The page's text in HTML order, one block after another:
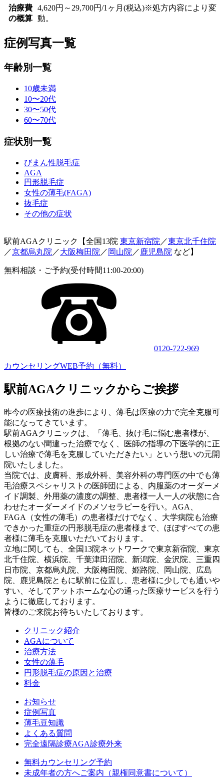
治療費
の概算
4,620円～29,700円/1ヶ月(税込)※処方内容により変
動。
症例写真一覧
年齢別一覧
10歳未満
10〜20代
30〜50代
60〜70代
症状別一覧
びまん性脱毛症
AGA
円形脱毛症
女性の薄毛(FAGA)
抜毛症
その他の症状
駅前AGAクリニック【全国13院 東京新宿院 ／東京北千住院
／京都烏丸院 ／大阪梅田院 ／ 岡山院 ／ 鹿児島院 など】
無料相談・ご予約(受付時間11:00-20:00)
0120-722-969
カウンセリングWEB予約（無料）
駅前AGAクリニックからご挨拶
昨今の医療技術の進歩により、薄毛は医療の力で完全克服可
能になってきています。
駅前AGAクリニックは、「薄毛、抜け毛に悩む患者様が、
根拠のない間違った治療でなく、医師の指導の下医学的に正
しい治療で薄毛を克服していただきたい」という想いの元開
院いたしました。
当院では、皮膚科、形成外科、美容外科の専門医の中でも薄
毛治療スペシャリストの医師団による、内服薬のオーダーメ
イド調製、外用薬の濃度の調整、患者様一人一人の状態に合
わせたオーダーメイドのメソセラピーを行い。AGA、
FAGA（女性の薄毛）の患者様だけでなく、大学病院も治療
できかった重症の円形脱毛症の患者様まで、ほぼすべての患
者様に薄毛を克服いただいております。
立地に関しても、全国13院ネットワークで東京新宿院、東京
北千住院、横浜院、千葉津田沼院、新潟院、金沢院、三重四
日市院、京都烏丸院、大阪梅田院、姫路院、岡山院、広島
院、鹿児島院ともに駅前に位置し、患者様に少しでも通いや
すい、そしてアットホームな心の通った医療サービスを行う
ように徹底しております。
皆様のご来院お待ちいたしております。
クリニック紹介
AGAについて
治療方法
女性の薄毛
円形脱毛症の原因と治療
料金
お知らせ
症例写真
薄毛豆知識
よくある質問
完全遠隔診療AGA診療外来
無料カウンセリング予約
未成年者の方へご案内（親権同意書について）